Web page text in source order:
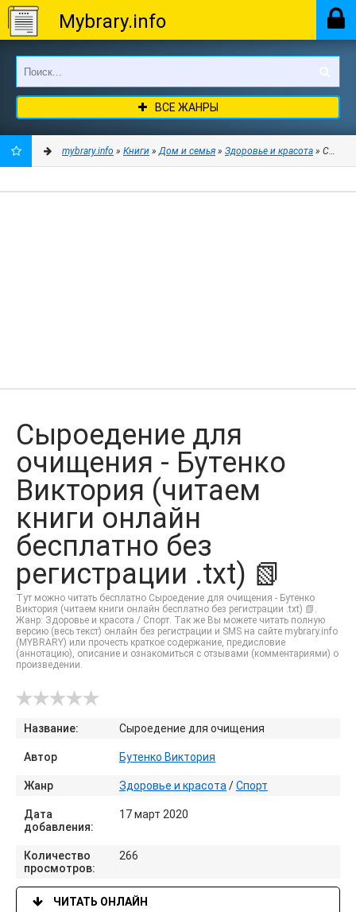
Mybrary.info
ВСЕ ЖАНРЫ
mybrary.info » Книги »Дом и семья » Здоровье и красота »
Сыроедение для
очищения - Бутенко
Виктория (читаем
книги онлайн
бесплатно без
регистрации .txt) 📗
Тут можно читать бесплатно Сыроедение для очищения - Бутенко
Виктория (читаем книги онлайн бесплатно без регистрации .txt) 📗.
Жанр: Здоровье и красота / Спорт. Так же Вы можете читать полную
версию (весь текст) онлайн без регистрации и SMS на сайте mybrary.info
(MYBRARY) или прочесть краткое содержание, предисловие
(аннотацию), описание и ознакомиться с отзывами (комментариями) о
произведении.
Название: Сыроедение для очищения
Автор Бутенко Виктория
Жанр Здоровье и красота /Спорт
Дата
добавления:
17 март 2020
Количество
просмотров:
266
ЧИТАТЬ ОНЛАЙН